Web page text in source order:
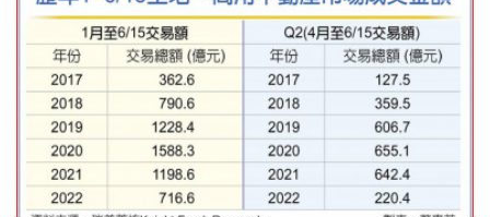
2027年、年租金5.6億元，不論經營好壞，陳得福都得備好
近40億元租金回繳給富邦人壽。知情人士就透露，王朝疫情
前經營狀況較好時，年營收可達5~8億元，現在一年有5.6億
元租金要繳，還不含人事成本費用，營運上相當吃重，不過
當初陳得福願簽下交易的附帶條款，想必心裡已有底。一位
離職員工就說，「董事長一家人都在美國定居，一年僅回來
一次，一個決策要定案往往曠日廢時，中間換過不少總經
上，所以擁有非自住房屋的人數一直增加。不過，囤房大戶
減少並不代表地方政府採行「囤房稅」政策有效果。住商不
動產企劃研究室資深經理徐佳馨說，囤房大戶減少，買賣交
易量卻不見大幅增加，顯見大戶並非拋售，而是學聰明，懂
得透過降低持有戶數，達到節稅效果。她舉例指出，那些大
戶只要控制名下3戶以內即為自住，其他找人頭，就不會成
為適用較高稅率的非自住住宅，且囤房稅往往要到6戶以上
才會被課到，大戶們會自己找到平衡點。瑞普萊坊市場研究